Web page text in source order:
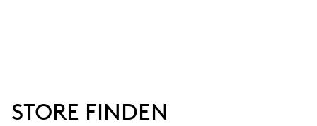
STORE FINDEN